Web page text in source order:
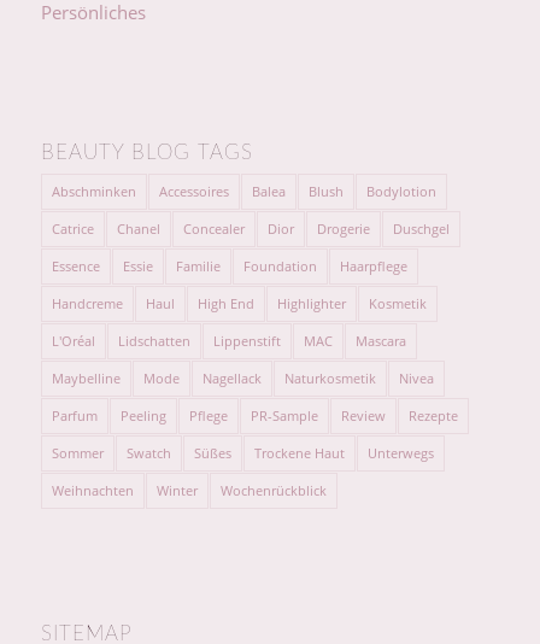
Persönliches
BEAUTY BLOG TAGS
Abschminken Accessoires Balea Blush Bodylotion
Catrice Chanel Concealer Dior Drogerie Duschgel
Essence Essie Familie Foundation Haarpflege
Handcreme Haul High End Highlighter Kosmetik
L'Oréal Lidschatten Lippenstift MAC Mascara
Maybelline Mode Nagellack Naturkosmetik Nivea
Parfum Peeling Pflege PR-Sample Review Rezepte
Sommer Swatch Süßes Trockene Haut Unterwegs
Weihnachten Winter Wochenrückblick
SITEMAP